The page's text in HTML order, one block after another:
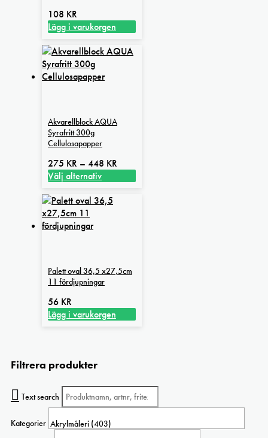
108 KR
Lägg i varukorgen
Akvarellblock AQUA
Syrafritt 300g
Cellulosapapper
275 KR – 448 KR
275 kr
Välj alternativ
här
produkten
har
olika
alternativen
kan
väljas
Palett oval 36,5 x27,5cm
11 fördjupningar
56 KR
Lägg i varukorgen
Filtrera produkter
Text search
Kategorier